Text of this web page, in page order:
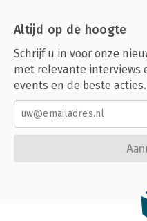
Altijd op de hoogte
Schrijf u in voor onze
met relevante interviews
events en de beste acties.